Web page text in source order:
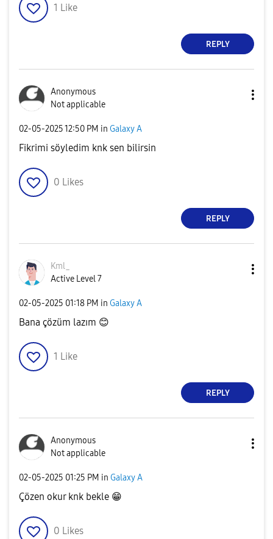
1 Like
REPLY
Anonymous
Not applicable
‎02-05-202512:50 PM in Galaxy A
Fikrimi söyledim knk sen bilirsin
0 Likes
REPLY
Kml_
Active Level 7
‎02-05-2025 01:18 PM in Galaxy A
Bana çözüm lazım 😊
1 Like
REPLY
Anonymous
Not applicable
‎02-05-2025 01:25 PM in Galaxy A
Çözen okur knk bekle 😁
0 Likes